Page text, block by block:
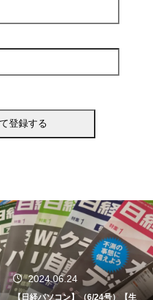
2024.06.12
【書籍】ゼロからはじめる なるほ